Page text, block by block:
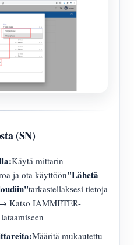
(SN)
Käytä mittarin
ja ota käyttöön"Lähetä
tarkastellaksesi tietoja
Katso IAMMETER-
Määritä mukautettu